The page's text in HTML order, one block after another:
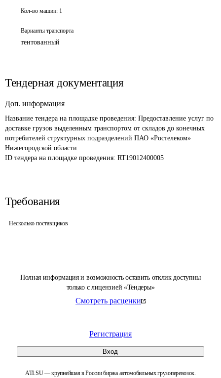
Полная информация и возможность оставить отклик доступны
только с лицензией «Тендеры»
Смотреть расценки
Регистрация
Вход
ATI.SU — крупнейшая в России биржа автомобильных грузоперевозок.
Кол-во машин: 1
Варианты транспорта
тентованный
Тендерная документация
Доп. информация
Название тендера на площадке проведения: Предоставление услуг по
доставке грузов выделенным транспортом от складов до конечных
потребителей структурных подразделений ПАО «Ростелеком»
Нижегородской области
ID тендера на площадке проведения: RT19012400005
Требования
Несколько поставщиков